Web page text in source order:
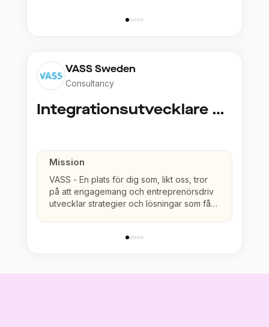
VASS Sweden
Consultancy
Integrationsutvecklare & Integrationsarkitekter
Mission
VASS - En plats för dig som, likt oss, tror
på att engagemang och entreprenörsdriv
utvecklar strategier och lösningar som får